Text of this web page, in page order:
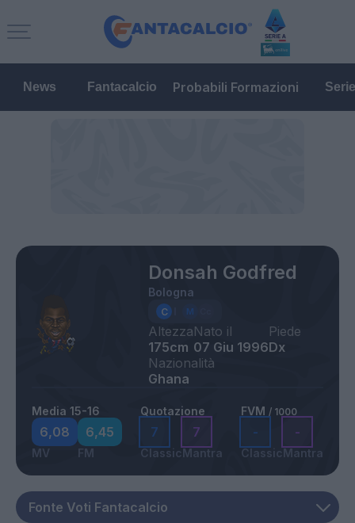
News Fantacalcio Probabili Formazioni
Donsah Godfred
Bologna
Altezza
175cm
Nato il
07 Giu 1996
Piede
Dx
Nazionalità
Ghana
Media 15-16
6,08
MV
6,45
FM
Quotazione
7
Classic
7
Mantra
FVM / 1000
-
Classic
-
Mantra